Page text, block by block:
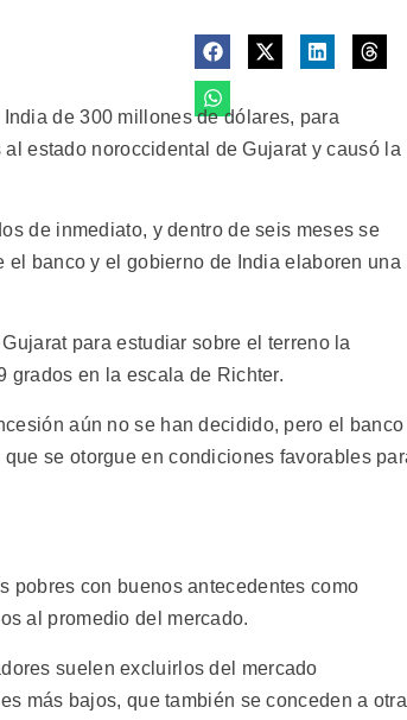
de 300 millones de dólares, para
estado noroccidental de Gujarat y causó la
de inmediato, y dentro de seis meses se
banco y el gobierno de India elaboren una
para estudiar sobre el terreno la
grados en la escala de Richter.
aún no se han decidido, pero el banco
se otorgue en condiciones favorables
pobres con buenos antecedentes como
al promedio del mercado.
suelen excluirlos del mercado
más bajos, que también se conceden a